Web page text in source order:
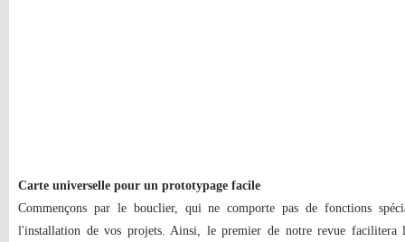
Carte universelle pour un prototypage facile
Commençons par le bouclier, qui ne comporte pas de fonctions
l'installation de vos projets. Ainsi, le premier de notre revue facilitera